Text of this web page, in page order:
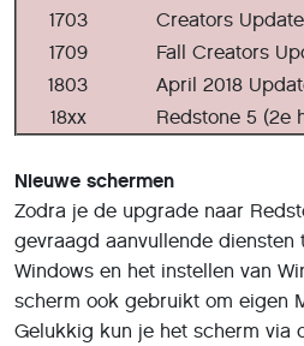
1703
Creators
1709
Fall Creators
1803
April 2018
18xx
Redstone 5 (2e
Nieuwe schermen
Zodra je de upgrade naar
gevraagd aanvullende
Windows en het instellen van
scherm ook gebruikt om eigen
Gelukkig kun je het scherm via